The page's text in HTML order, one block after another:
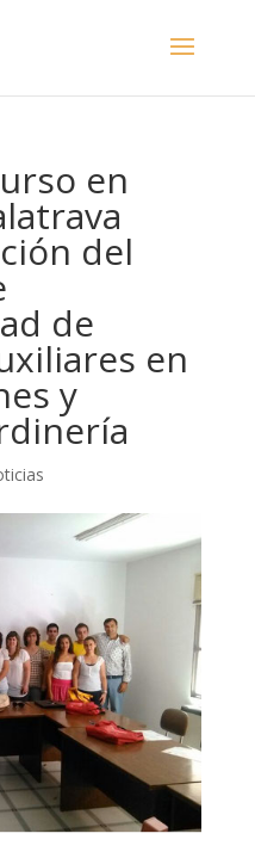
en
del
de
en
y